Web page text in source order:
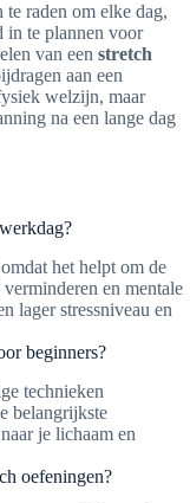
te raden om elke dag,
in te plannen voor
van een stretch
aan een
welzijn, maar
na een lange dag
het helpt om de
en mentale
lager stressniveau en
beginners?
technieken
belangrijkste
je lichaam en
oefeningen?